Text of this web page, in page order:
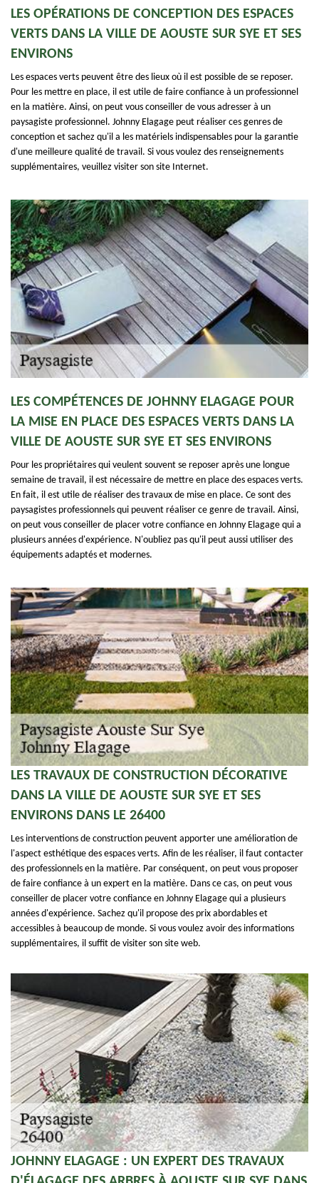
LES OPÉRATIONS DE CONCEPTION DES ESPACES
VERTS DANS LA VILLE DE AOUSTE SUR SYE ET SES
ENVIRONS
Les espaces verts peuvent être des lieux où il est possible de se reposer.
Pour les mettre en place, il est utile de faire confiance à un professionnel
en la matière. Ainsi, on peut vous conseiller de vous adresser à un
paysagiste professionnel. Johnny Elagage peut réaliser ces genres de
conception et sachez qu'il a les matériels indispensables pour la garantie
d'une meilleure qualité de travail. Si vous voulez des renseignements
supplémentaires, veuillez visiter son site Internet.
LES COMPÉTENCES DE JOHNNY ELAGAGE POUR
LA MISE EN PLACE DES ESPACES VERTS DANS LA
VILLE DE AOUSTE SUR SYE ET SES ENVIRONS
Pour les propriétaires qui veulent souvent se reposer après une longue
semaine de travail, il est nécessaire de mettre en place des espaces verts.
En fait, il est utile de réaliser des travaux de mise en place. Ce sont des
paysagistes professionnels qui peuvent réaliser ce genre de travail. Ainsi,
on peut vous conseiller de placer votre confiance en Johnny Elagage qui a
plusieurs années d'expérience. N'oubliez pas qu'il peut aussi utiliser des
équipements adaptés et modernes.
LES TRAVAUX DE CONSTRUCTION DÉCORATIVE
DANS LA VILLE DE AOUSTE SUR SYE ET SES
ENVIRONS DANS LE 26400
Les interventions de construction peuvent apporter une amélioration de
l'aspect esthétique des espaces verts. Afin de les réaliser, il faut contacter
des professionnels en la matière. Par conséquent, on peut vous proposer
de faire confiance à un expert en la matière. Dans ce cas, on peut vous
conseiller de placer votre confiance en Johnny Elagage qui a plusieurs
années d'expérience. Sachez qu'il propose des prix abordables et
accessibles à beaucoup de monde. Si vous voulez avoir des informations
supplémentaires, il suffit de visiter son site web.
JOHNNY ELAGAGE : UN EXPERT DES TRAVAUX